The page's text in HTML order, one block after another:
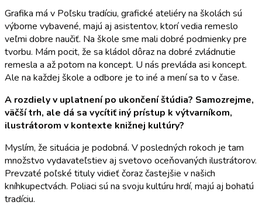
Grafika má v Poľsku tradíciu, grafické ateliéry na školách sú
výborne vybavené, majú aj asistentov, ktorí vedia remeslo
veľmi dobre naučiť. Na škole sme mali dobré podmienky pre
tvorbu. Mám pocit, že sa kládol dôraz na dobré zvládnutie
remesla a až potom na koncept. U nás prevláda asi koncept.
Ale na každej škole a odbore je to iné a mení sa to v čase.
A rozdiely v uplatnení po ukončení štúdia? Samozrejme,
väčší trh, ale dá sa vycítiť iný prístup k výtvarníkom,
ilustrátorom v kontexte knižnej kultúry?
Myslím, že situácia je podobná. V posledných rokoch je tam
množstvo vydavateľstiev aj svetovo oceňovaných ilustrátorov.
Prevzaté poľské tituly vidieť čoraz častejšie v našich
kníhkupectvách. Poliaci sú na svoju kultúru hrdí, majú aj bohatú
tradíciu.